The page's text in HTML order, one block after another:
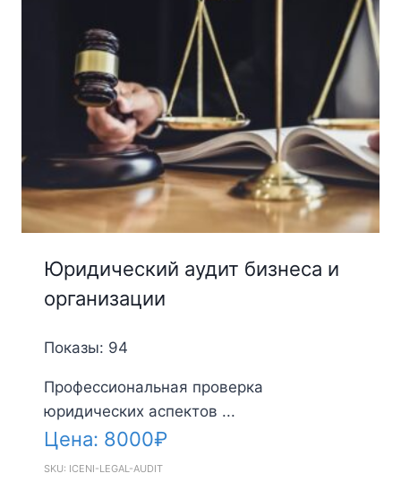
Юридический аудит бизнеса и
организации
Показы: 94
Профессиональная проверка
юридических аспектов ...
Цена: 8000₽
SKU: ICENI-LEGAL-AUDIT